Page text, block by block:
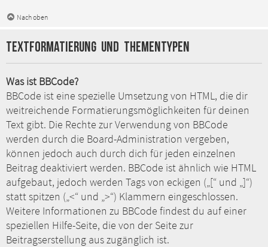
Nach oben
Textformatierung und Thementypen
Was ist BBCode?
BBCode ist eine spezielle Umsetzung von HTML, die dir
weitreichende Formatierungsmöglichkeiten für deinen
Text gibt. Die Rechte zur Verwendung von BBCode
werden durch die Board-Administration vergeben,
können jedoch auch durch dich für jeden einzelnen
Beitrag deaktiviert werden. BBCode ist ähnlich wie HTML
aufgebaut, jedoch werden Tags von eckigen („[“ und „]“)
statt spitzen („<“ und „>“) Klammern eingeschlossen.
Weitere Informationen zu BBCode findest du auf einer
speziellen Hilfe-Seite, die von der Seite zur
Beitragserstellung aus zugänglich ist.